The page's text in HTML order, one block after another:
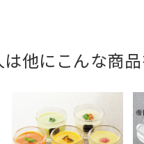
他にこんな商品